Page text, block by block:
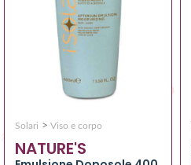
Solari > Viso e corpo
NATURE'S